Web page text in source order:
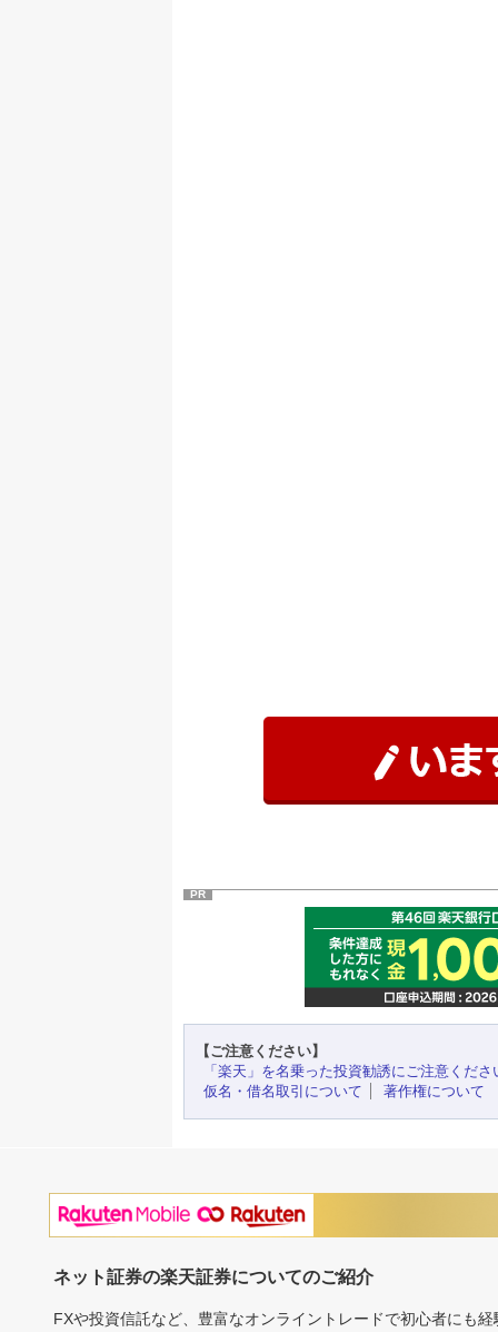
PR
【ご注意ください】
「楽天」を名乗った投資勧誘にご注意くださ
仮名・借名取引について
著作権について
ネット証券の楽天証券についてのご紹介
FXや投資信託など、豊富なオンライントレードで初心者にも